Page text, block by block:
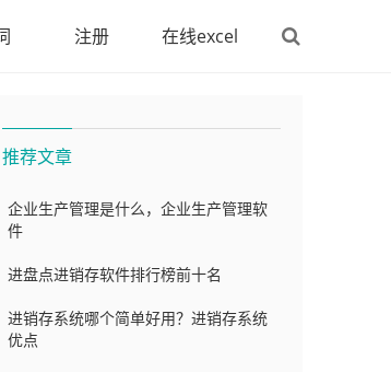
注册 在线excel
推荐文章
企业生产管理是什么，企业生产管理软
件
进盘点进销存软件排行榜前十名
进销存系统哪个简单好用？进销存系统
优点